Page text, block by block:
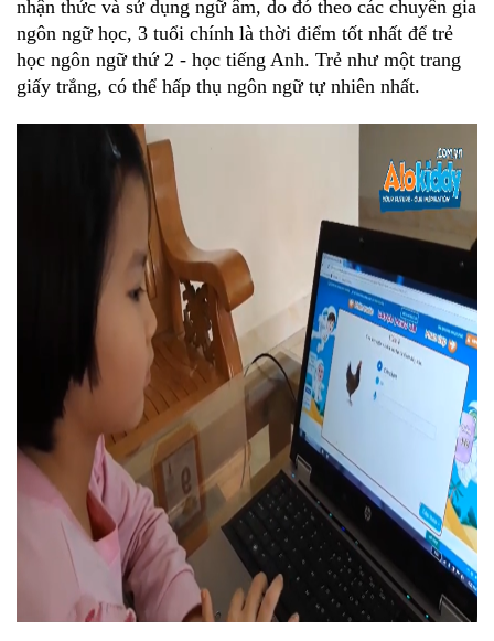
nhận thức và sử dụng ngữ âm, do đó theo các chuyên gia
ngôn ngữ học, 3 tuổi chính là thời điểm tốt nhất để trẻ
học ngôn ngữ thứ 2 - học tiếng Anh. Trẻ như một trang
giấy trắng, có thể hấp thụ ngôn ngữ tự nhiên nhất.